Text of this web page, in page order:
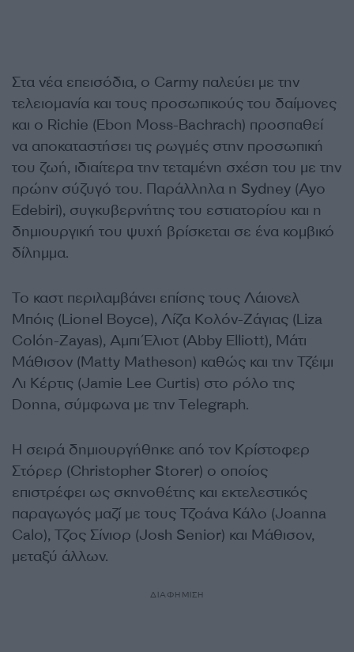
Στα νέα επεισόδια, ο Carmy παλεύει με την
τελειομανία και τους προσωπικούς του δαίμονες
και ο Richie (Ebon Moss-Bachrach) προσπαθεί
να αποκαταστήσει τις ρωγμές στην προσωπική
του ζωή, ιδιαίτερα την τεταμένη σχέση του με την
πρώην σύζυγό του. Παράλληλα η Sydney (Ayo
Edebiri), συγκυβερνήτης του εστιατορίου και η
δημιουργική του ψυχή βρίσκεται σε ένα κομβικό
δίλημμα.
Το καστ περιλαμβάνει επίσης τους Λάιονελ
Μπόις (Lionel Boyce), Λίζα Κολόν-Ζάγιας (Liza
Colón-Zayas), Αμπι Έλιοτ (Abby Elliott), Μάτι
Μάθισον (Matty Matheson) καθώς και την Τζέιμι
Λι Κέρτις (Jamie Lee Curtis) στο ρόλο της
Donna, σύμφωνα με την Τelegraph.
Η σειρά δημιουργήθηκε από τον Κρίστοφερ
Στόρερ (Christopher Storer) ο οποίος
επιστρέφει ως σκηνοθέτης και εκτελεστικός
παραγωγός μαζί με τους Τζοάνα Κάλο (Joanna
Calo), Τζος Σίνιορ (Josh Senior) και Μάθισον,
μεταξύ άλλων.
ΔΙΑΦΗΜΙΣΗ